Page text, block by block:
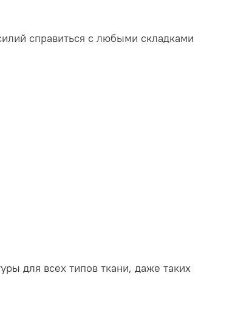
справиться с любыми складками
для всех типов ткани, даже таких